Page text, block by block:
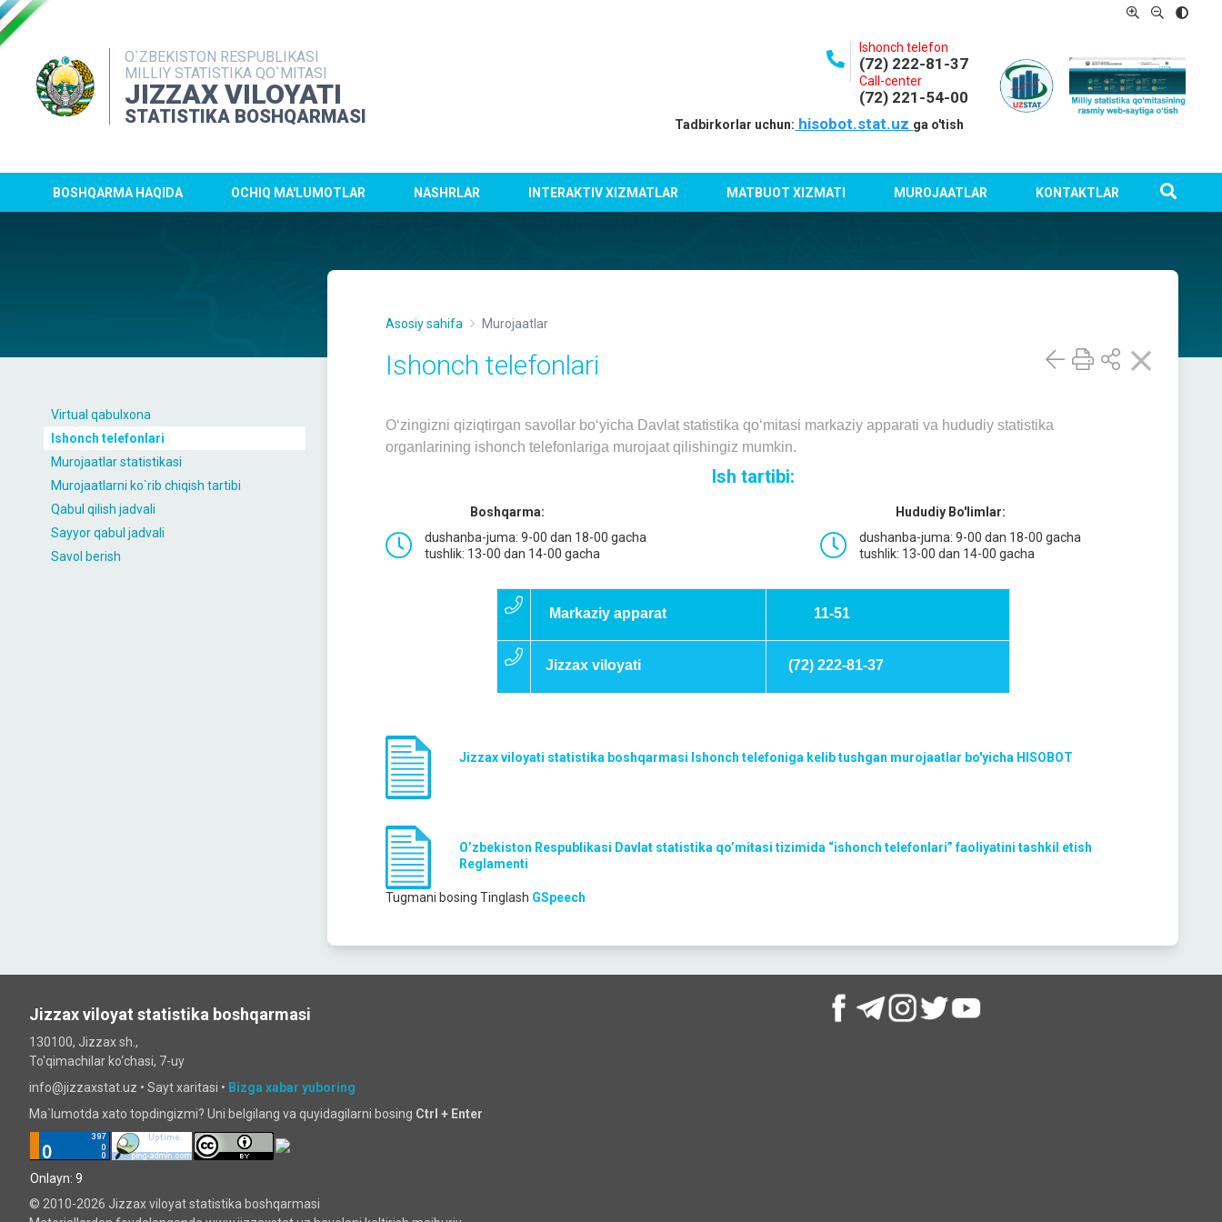
O`ZBEKISTON RESPUBLIKASI
MILLIY STATISTIKA QO`MITASI
JIZZAX VILOYATI
STATISTIKA BOSHQARMASI
Ishonch telefon
(72) 222-81-37
Call-center
(72) 221-54-00
Tadbirkorlar uchun: hisobot.stat.uz ga o'tish
BOSHQARMA HAQIDA OCHIQ MA'LUMOTLAR NASHRLAR INTERAKTIV XIZMATLAR MATBUOT XIZMATI MUROJAATLAR KONTAKTLAR
Virtual qabulxona
Ishonch telefonlari
Murojaatlar statistikasi
Murojaatlarni ko`rib chiqish tartibi
Qabul qilish jadvali
Sayyor qabul jadvali
Savol berish
Asosiy sahifa Murojaatlar
Ishonch telefonlari
O‘zingizni qiziqtirgаn sаvollаr bo‘yichа Dаvlаt stаtistikа qo‘mitаsi mаrkаziy аppаrаti vа hududiy stаtistikа
orgаnlаrining ishonch telefonlаrigа murojааt qilishingiz mumkin.
Ish tartibi:
Boshqarma:
Hududiy Bo'limlar:
dushanba-juma: 9-00 dan 18-00 gacha
tushlik: 13-00 dan 14-00 gacha
dushanba-juma: 9-00 dan 18-00 gacha
tushlik: 13-00 dan 14-00 gacha
Markaziy apparat 11-51
Jizzax viloyati (72) 222-81-37
Jizzax viloyati statistika boshqarmasi Ishonch telefoniga kelib tushgan murojaatlar bo'yicha HISOBOT
O’zbekiston Respublikasi Davlat statistika qo’mitasi tizimida “ishonch telefonlari” faoliyatini tashkil etish
Reglamenti
Tugmani bosing Tinglash GSpeech
Jizzax viloyat statistika boshqarmasi
130100, Jizzax sh.,
To'qimachilar ko‘chаsi, 7-uy
info@jizzaxstat.uz • Sayt xaritasi • Bizga xabar yuboring
Ma`lumotda xato topdingizmi? Uni belgilang va quyidagilarni bosing Ctrl + Enter
Onlayn: 9
© 2010-2026 Jizzax viloyat statistika boshqarmasi